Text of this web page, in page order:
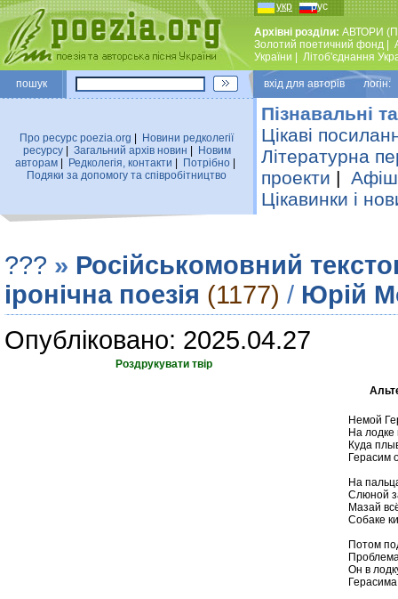
укр рус
Архівні розділи: АВТОРИ
Золотий поетичний фонд
України
Лiтоб'єднання
пошук вхiд для авторiв логін:
Про ресурс poezia.org
Новини редколегiї
ресурсу| Загальний архiв новин
Новим
авторам
Редколегiя, контакти Потрiбно
Подяки за допомогу та співробітництво
Пізнавальні
Цікаві
Літературна
проекти |
Цікавинки і
??? » Російськомовний
іронічна поезія (1177) / Юрій
Опубліковано: 2025.04.27
Роздрукувати твір
Немой
На лодке
Куда
Герасим
На
Слюной
Мазай
Собаке
Потом
Он в